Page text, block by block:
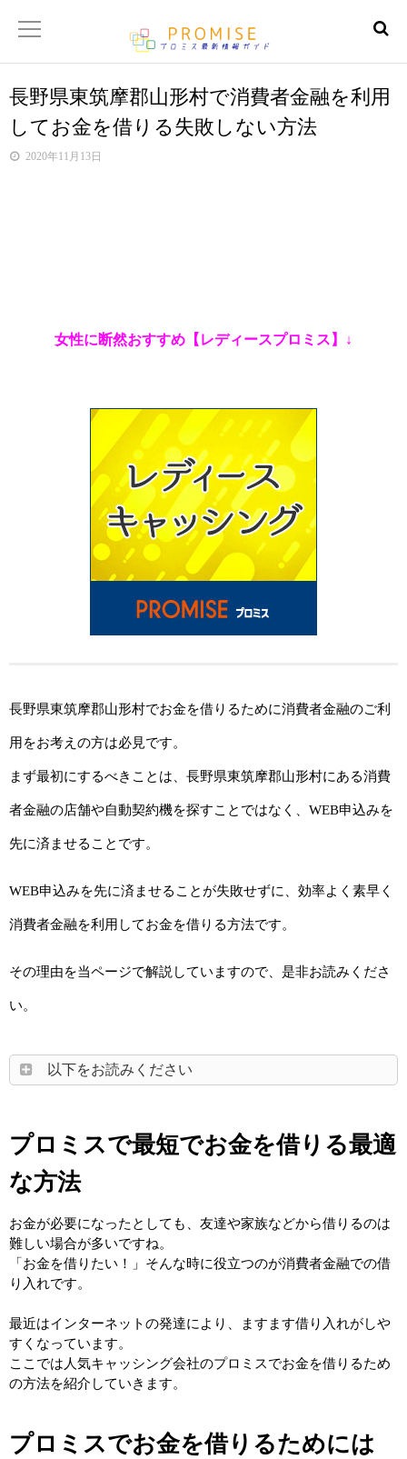
返済金額シュミレーター
【サイトマップ】
長野県東筑摩郡山形村で消費者金融を利用
してお金を借りる失敗しない方法
2020年11月13日
女性に断然おすすめ【レディースプロミス】↓
長野県東筑摩郡山形村でお金を借りるために消費者金融のご利
用をお考えの方は必見です。
まず最初にするべきことは、長野県東筑摩郡山形村にある消費
者金融の店舗や自動契約機を探すことではなく、WEB申込みを
先に済ませることです。
WEB申込みを先に済ませることが失敗せずに、効率よく素早く
消費者金融を利用してお金を借りる方法です。
その理由を当ページで解説していますので、是非お読みくださ
い。
以下をお読みください
プロミスで最短でお金を借りる最適
な方法
お金が必要になったとしても、友達や家族などから借りるのは
難しい場合が多いですね。
「お金を借りたい！」そんな時に役立つのが消費者金融での借
り入れです。
最近はインターネットの発達により、ますます借り入れがしや
すくなっています。
ここでは人気キャッシング会社のプロミスでお金を借りるため
の方法を紹介していきます。
プロミスでお金を借りるためには